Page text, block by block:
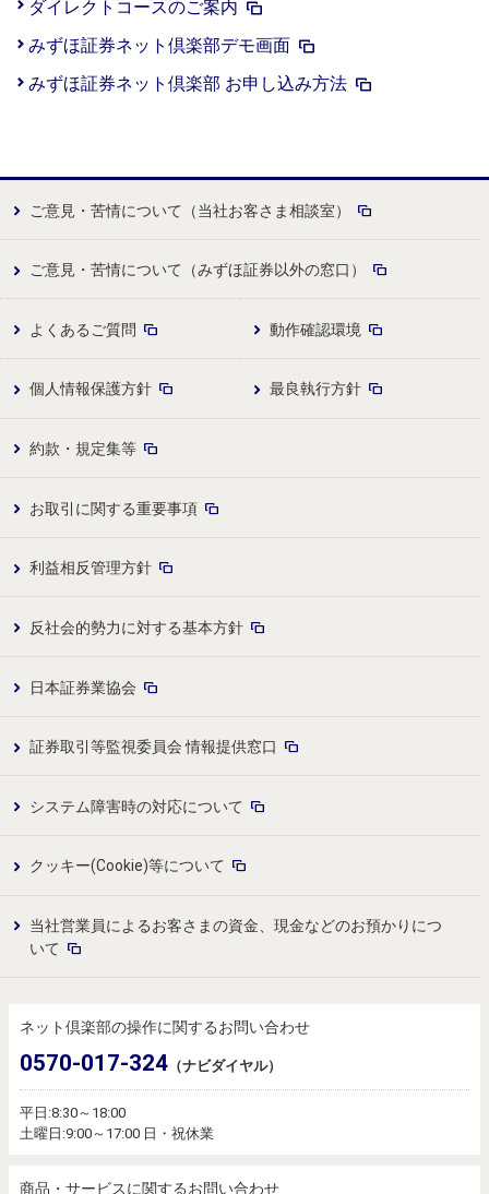
ダイレクトコースのご案内
みずほ証券ネット倶楽部デモ画面
みずほ証券ネット倶楽部 お申し込み方法
ご意見・苦情について（当社お客さま相談室）
ご意見・苦情について（みずほ証券以外の窓口）
よくあるご質問 動作確認環境
個人情報保護方針 最良執行方針
約款・規定集等
お取引に関する重要事項
利益相反管理方針
反社会的勢力に対する基本方針
日本証券業協会
証券取引等監視委員会 情報提供窓口
システム障害時の対応について
クッキー(Cookie)等について
当社営業員によるお客さまの資金、現金などのお預かりにつ
いて
ネット倶楽部の操作に関するお問い合わせ
0570-017-324 （ナビダイヤル）
平日:8:30～18:00
土曜日:9:00～17:00 日・祝休業
商品・サービスに関するお問い合わせ